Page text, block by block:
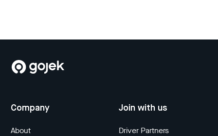
Company
About
Join with us
Driver Partners